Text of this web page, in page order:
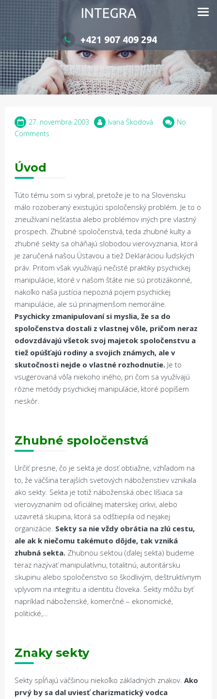
INTEGRA
+421 907 409 294
27. novembra 2003 Ivana Škodová
No
Comments
Úvod
Túto tému som si vybral, pretože je to na Slovensku
málo rozoberaný existujúci spoločenský problém. Je to o
zneužívaní nešťastia alebo problémov iných pre vlastný
prospech. Zhubné spoločenstvá, teda zhubné kulty a
zhubné sekty sa oháňajú slobodou vierovyznania, ktorá
je zaručená našou Ústavou a tiež Deklaráciou ľudských
práv. Pritom však využívajú nečisté praktiky psychickej
manipulácie, ktoré v našom štáte nie sú protizákonné,
nakoľko naša justícia nepozná pojem psychickej
manipulácie, ale sú prinajmenšom nemorálne.
Psychicky zmanipulovaní si myslia, že sa do
spoločenstva dostali z vlastnej vôle, pričom neraz
odovzdávajú všetok svoj majetok spoločenstvu a
tiež opúšťajú rodiny a svojich známych, ale v
skutočnosti nejde o vlastné rozhodnutie. Je to
vsugerovaná vôľa niekoho iného, pri čom sa využívajú
rôzne metódy psychickej manipulácie, ktoré popíšem
neskôr.
Zhubné spoločenstvá
Určiť presne, čo je sekta je dosť obtiažne, vzhľadom na
to, že väčšina terajších svetových náboženstiev vznikala
ako sekty. Sekta je totiž náboženská obec líšiaca sa
vierovyznaním od oficiálnej materskej cirkvi, alebo
uzavretá skupina, ktorá sa odštiepila od nejakej
organizácie. Sekty sa nie vždy obrátia na zlú cestu,
ale ak k niečomu takémuto dôjde, tak vzniká
zhubná sekta. Zhubnou sektou (ďalej sekta) budeme
teraz nazývať manipulatívnu, totalitnú, autoritársku
skupinu alebo spoločenstvo so škodlivým, deštruktívnym
vplyvom na integritu a identitu človeka. Sekty môžu byť
napríklad náboženské, komerčné – ekonomické,
politické,…
Znaky sekty
Sekty spĺňajú väčšinou niekoľko základných znakov. Ako
prvý by sa dal uviesť charizmatický vodca